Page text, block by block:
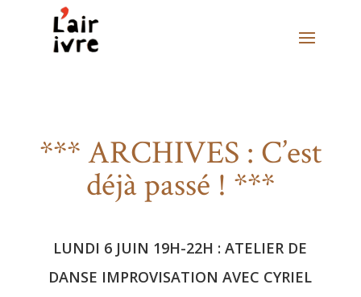
*** ARCHIVES : C’est
déjà passé ! ***
LUNDI 6 JUIN 19H-22H : ATELIER DE
DANSE IMPROVISATION AVEC CYRIEL